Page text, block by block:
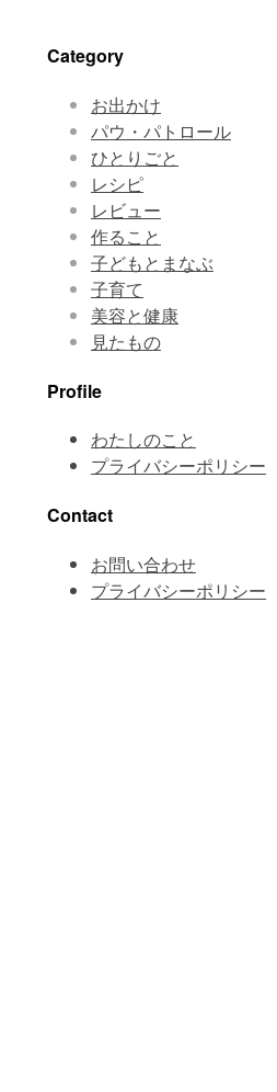
Category
お出かけ
パウ・パトロール
ひとりごと
レシピ
レビュー
作ること
子どもとまなぶ
子育て
美容と健康
見たもの
Profile
わたしのこと
プライバシーポリシー
Contact
お問い合わせ
プライバシーポリシー